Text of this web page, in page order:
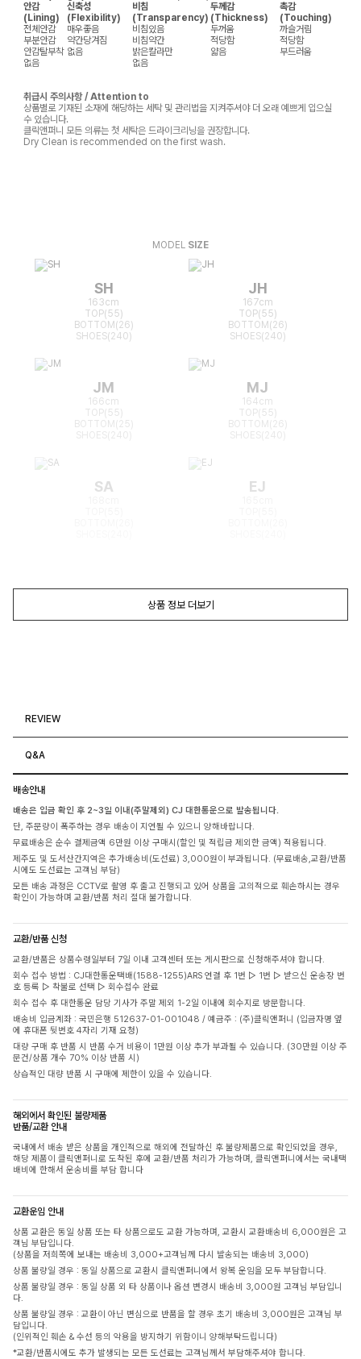
안감
(Lining)
신축성
(Flexibility)
비침
(Transparency)
두께감
(Thickness)
촉감
(Touching)
전체안감
매우좋음 비침있음 두꺼움
까슬거림
부분안감
약간당겨짐 비침약간 적당함
적당함
안감탈부착 없음 밝은칼라만 얇음
부드러움
없음
없음
취급시 주의사항 / Attention to
상품별로 기재된 소재에 해당하는 세탁 및 관리법을 지켜주셔야 더 오래 예쁘게 입으실
수 있습니다.
클릭앤퍼니 모든 의류는 첫 세탁은 드라이크리닝을 권장합니다.
Dry Clean is recommended on the first wash.
MODEL SIZE
SH
163cm
TOP(55)
BOTTOM(26)
SHOES(240)
JH
167cm
TOP(55)
BOTTOM(26)
SHOES(240)
JM
166cm
TOP(55)
BOTTOM(25)
MJ
164cm
TOP(55)
BOTTOM(26)
SA EJ
상품 정보 더보기
REVIEW
Q&A
배송안내
배송은 입금 확인 후 2~3일 이내(주말제외) CJ 대한통운으로 발송됩니다.
단, 주문량이 폭주하는 경우 배송이 지연될 수 있으니 양해바랍니다.
무료배송은 순수 결제금액 6만원 이상 구매시(할인 및 적립금 제외한 금액) 적용됩니다.
제주도 및 도서산간지역은 추가배송비(도선료) 3,000원이 부과됩니다. (무료배송,교환/반품
시에도 도선료는 고객님 부담)
모든 배송 과정은 CCTV로 촬영 후 출고 진행되고 있어 상품을 고의적으로 훼손하시는 경우
확인이 가능하며 교환/반품 처리 절대 불가합니다.
교환/반품 신청
교환/반품은 상품수령일부터 7일 이내 고객센터 또는 게시판으로 신청해주셔야 합니다.
회수 접수 방법 : CJ대한통운택배(1588-1255)ARS 연결 후 1번 ▷ 1번 ▷ 받으신 운송장 번
호 등록 ▷ 착불로 선택 ▷ 회수접수 완료
회수 접수 후 대한통운 담당 기사가 주말 제외 1-2일 이내에 회수지로 방문합니다.
배송비 입금계좌 : 국민은행 512637-01-001048 / 예금주 : (주)클릭앤퍼니 (입금자명 옆
에 휴대폰 뒷번호 4자리 기재 요청)
대량 구매 후 반품 시 반품 수거 비용이 1만원 이상 추가 부과될 수 있습니다. (30만원 이상 주
문건/상품 개수 70% 이상 반품 시)
상습적인 대량 반품 시 구매에 제한이 있을 수 있습니다.
해외에서 확인된 불량제품
반품/교환 안내
국내에서 배송 받은 상품을 개인적으로 해외에 전달하신 후 불량제품으로 확인되었을 경우,
해당 제품이 클릭앤퍼니로 도착된 후에 교환/반품 처리가 가능하며, 클릭앤퍼니에서는 국내택
배비에 한해서 운송비를 부담 합니다
교환운임 안내
상품 교환은 동일 상품 또는 타 상품으로도 교환 가능하며, 교환시 교환배송비 6,000원은 고
객님 부담입니다.
(상품을 저희쪽에 보내는 배송비 3,000+고객님께 다시 발송되는 배송비 3,000)
상품 불량일 경우 : 동일 상품으로 교환시 클릭앤퍼니에서 왕복 운임을 모두 부담합니다.
상품 불량일 경우 : 동일 상품 외 타 상품이나 옵션 변경시 배송비 3,000원 고객님 부담입니
다.
상품 불량일 경우 : 교환이 아닌 변심으로 반품을 할 경우 초기 배송비 3,000원은 고객님 부
담입니다.
(인위적인 훼손 & 수선 등의 악용을 방지하기 위함이니 양해부탁드립니다)
*교환/반품시에도 추가 발생되는 모든 도선료는 고객님께서 부담해주셔야 합니다.